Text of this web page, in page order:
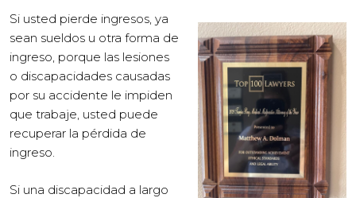
Si usted pierde ingresos, ya
sean sueldos u otra forma de
ingreso, porque las lesiones
o discapacidades causadas
por su accidente le impiden
que trabaje, usted puede
recuperar la pérdida de
ingreso.
Si una discapacidad a largo